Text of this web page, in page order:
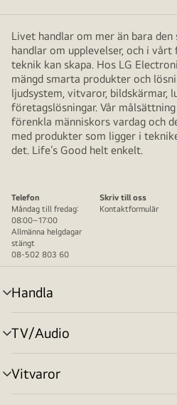
Livet handlar om mer än bara
handlar om upplevelser, och i
teknik kan skapa. Hos LG
mängd smarta produkter och
ljudsystem, vitvaror, bildskärmar,
företagslösningar. Vår
förenkla människors vardag och
med produkter som ligger i
det. Life’s Good helt enkelt.
Telefon
Måndag till fredag:
08:00–17:00
Allmänna helgdagar
stängt
08-502 803 60
Skriv till oss
Kontaktformulär
Handla
menyväxling
TV/Audio
menyväxling
Vitvaror
menyväxling